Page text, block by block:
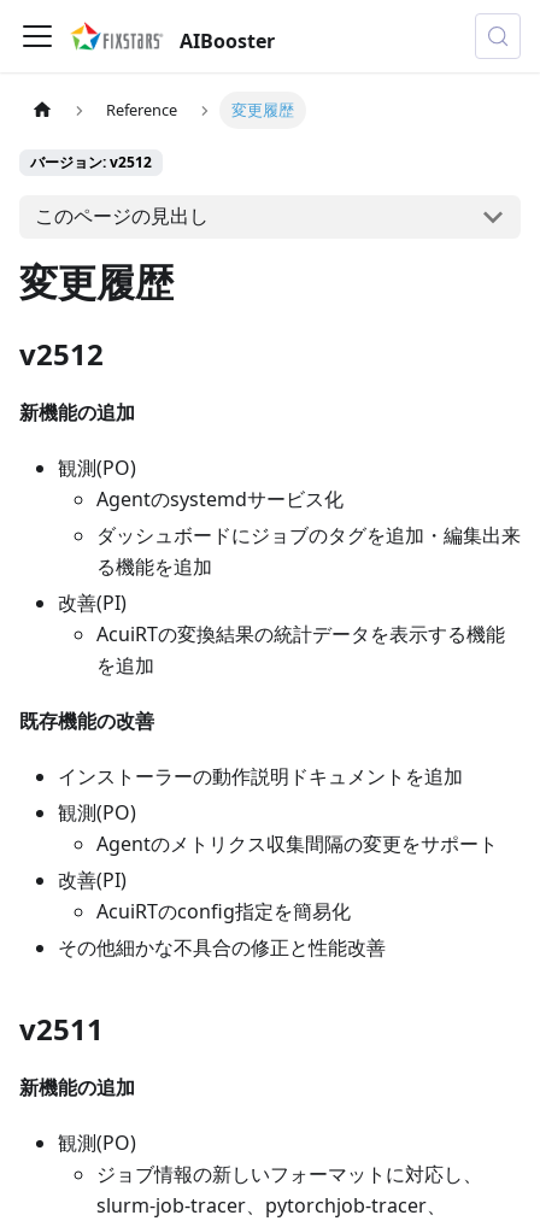
AIBooster
Reference 変更履歴
バージョン: v2512
このページの見出し
変更履歴
v2512
新機能の追加
観測(PO)
Agentのsystemdサービス化
ダッシュボードにジョブのタグを追加・編集出来
る機能を追加
改善(PI)
AcuiRTの変換結果の統計データを表示する機能
を追加
既存機能の改善
インストーラーの動作説明ドキュメントを追加
観測(PO)
Agentのメトリクス収集間隔の変更をサポート
改善(PI)
AcuiRTのconfig指定を簡易化
その他細かな不具合の修正と性能改善
v2511
新機能の追加
観測(PO)
ジョブ情報の新しいフォーマットに対応し、
slurm-job-tracer、pytorchjob-tracer、